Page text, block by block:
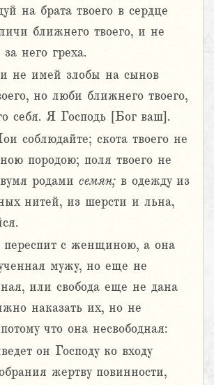
на брата твоего в сердце
ближнего твоего, и не
него греха.
не имей злобы на сынов
но люби ближнего твоего,
себя. Я Господь [Бог ваш].
соблюдайте; скота твоего не
породою; поля твоего не
родами семян; в одежду из
нитей, из шерсти и льна,
переспит с женщиною, а она
мужу, но еще не
или свобода еще не дана
наказать их, но не
что она несвободная:
он Господу ко входу
жертву повинности,